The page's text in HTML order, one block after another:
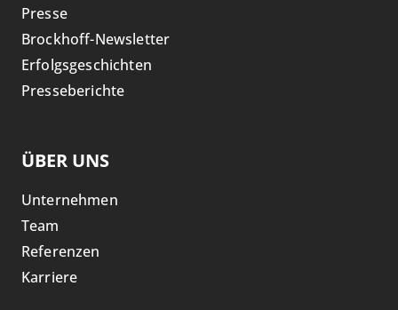
Presse
Brockhoff-Newsletter
Erfolgsgeschichten
Presseberichte
ÜBER UNS
Unternehmen
Team
Referenzen
Karriere